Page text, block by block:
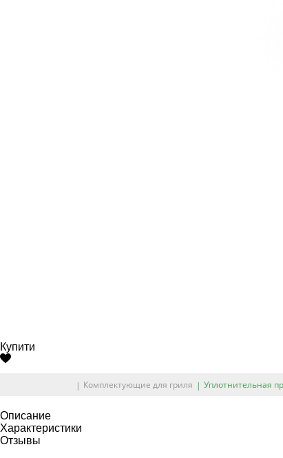
Купити
Комплектующие для гриля Уплотнительная
Описание
Характеристики
Отзывы